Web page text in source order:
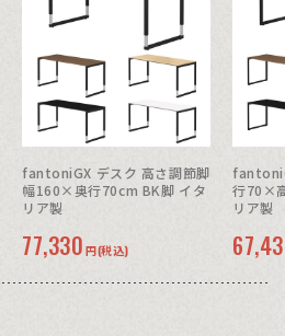
fantoniGX デスク 高さ調節脚
幅160×奥行70cm BK脚 イタ
リア製
77,330 円(税込)
行70×
リア製